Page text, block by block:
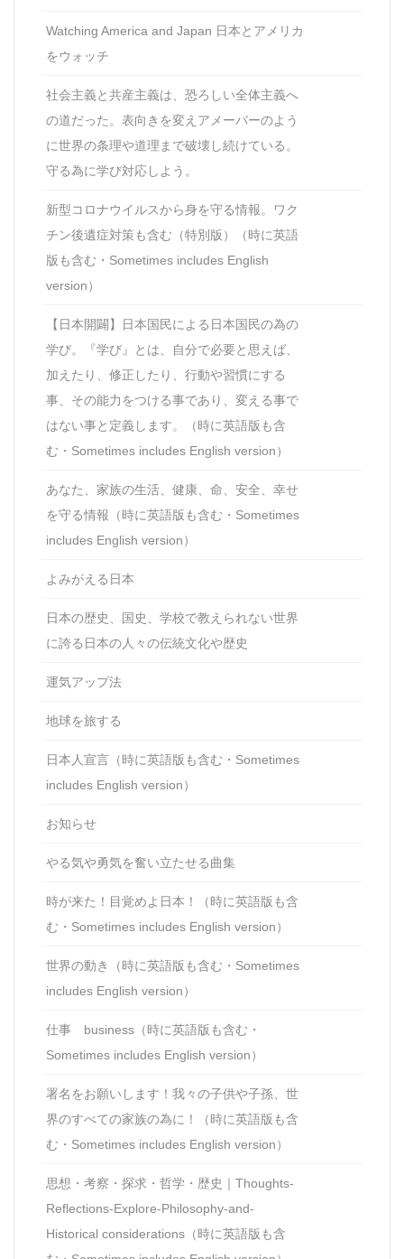
Watching America and Japan 日本とアメリカ
をウォッチ
社会主義と共産主義は、恐ろしい全体主義へ
の道だった。表向きを変えアメーバーのよう
に世界の条理や道理まで破壊し続けている。
守る為に学び対応しよう。
新型コロナウイルスから身を守る情報。ワク
チン後遺症対策も含む（特別版）（時に英語
版も含む・Sometimes includes English
version）
【日本開闢】日本国民による日本国民の為の
学び。『学び』とは、自分で必要と思えば、
加えたり、修正したり、行動や習慣にする
事、その能力をつける事であり、変える事で
はない事と定義します。（時に英語版も含
む・Sometimes includes English version）
あなた、家族の生活、健康、命、安全、幸せ
を守る情報（時に英語版も含む・Sometimes
includes English version）
よみがえる日本
日本の歴史、国史、学校で教えられない世界
に誇る日本の人々の伝統文化や歴史
運気アップ法
地球を旅する
日本人宣言（時に英語版も含む・Sometimes
includes English version）
お知らせ
やる気や勇気を奮い立たせる曲集
時が来た！目覚めよ日本！（時に英語版も含
む・Sometimes includes English version）
世界の動き（時に英語版も含む・Sometimes
includes English version）
仕事 business（時に英語版も含む・
Sometimes includes English version）
署名をお願いします！我々の子供や子孫、世
界のすべての家族の為に！（時に英語版も含
む・Sometimes includes English version）
思想・考察・探求・哲学・歴史｜Thoughts-
Reflections-Explore-Philosophy-and-
Historical considerations（時に英語版も含